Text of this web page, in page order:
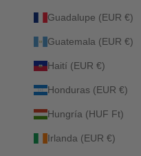
Guadalupe (EUR €)
Guatemala (EUR €)
Haití (EUR €)
Honduras (EUR €)
Hungría (HUF Ft)
Irlanda (EUR €)